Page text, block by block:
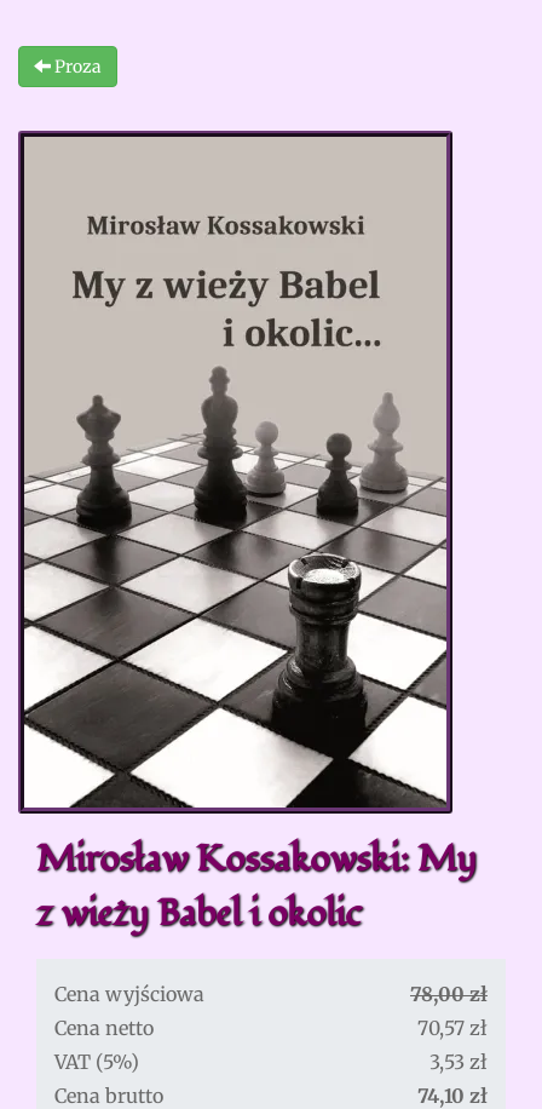
Proza
Mirosław Kossakowski: My
z wieży Babel i okolic
Cena wyjściowa
78,00 zł
Cena netto
70,57 zł
VAT (5%)
3,53 zł
Cena brutto
74,10 zł